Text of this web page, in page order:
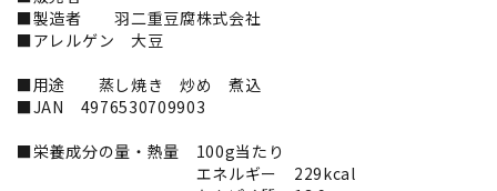
■製造者 羽二重豆腐株式会社
■アレルゲン 大豆
■用途 蒸し焼き 炒め 煮込
■JAN 4976530709903
■栄養成分の量・熱量 100g当たり
エネルギー 229kcal